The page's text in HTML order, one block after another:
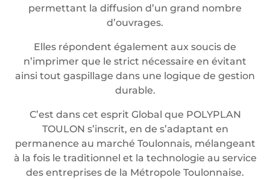
permettant la diffusion d’un grand nombre
d’ouvrages.
Elles répondent également aux soucis de
n’imprimer que le strict nécessaire en évitant
ainsi tout gaspillage dans une logique de gestion
durable.
C’est dans cet esprit Global que POLYPLAN
TOULON s’inscrit, en de s’adaptant en
permanence au marché Toulonnais, mélangeant
à la fois le traditionnel et la technologie au service
des entreprises de la Métropole Toulonnaise.